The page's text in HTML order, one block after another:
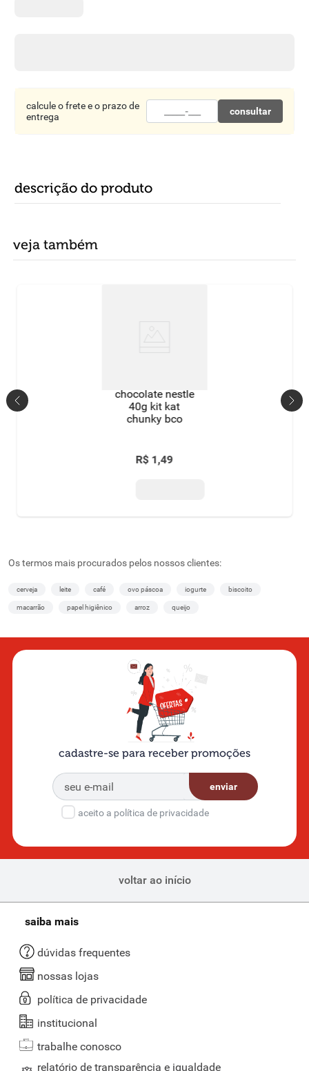
calcule o frete e o prazo de
entrega
consultar
descrição do produto
veja também
chocolate nestle
40g kit kat
chunky bco
R$ 1,49
Os termos mais procurados pelos nossos clientes:
cerveja leite café ovo páscoa iogurte biscoito
macarrão papel higiênico arroz queijo
cadastre-se para receber promoções
enviar
aceito a política de privacidade
voltar ao início
saiba mais
dúvidas frequentes
nossas lojas
política de privacidade
institucional
trabalhe conosco
relatório de transparência e igualdade